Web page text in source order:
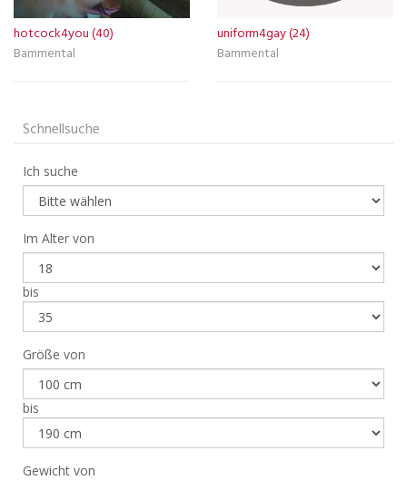
hotcock4you (40)
Bammental
uniform4gay (24)
Bammental
Schnellsuche
Ich suche
Im Alter von
bis
Größe von
bis
Gewicht von